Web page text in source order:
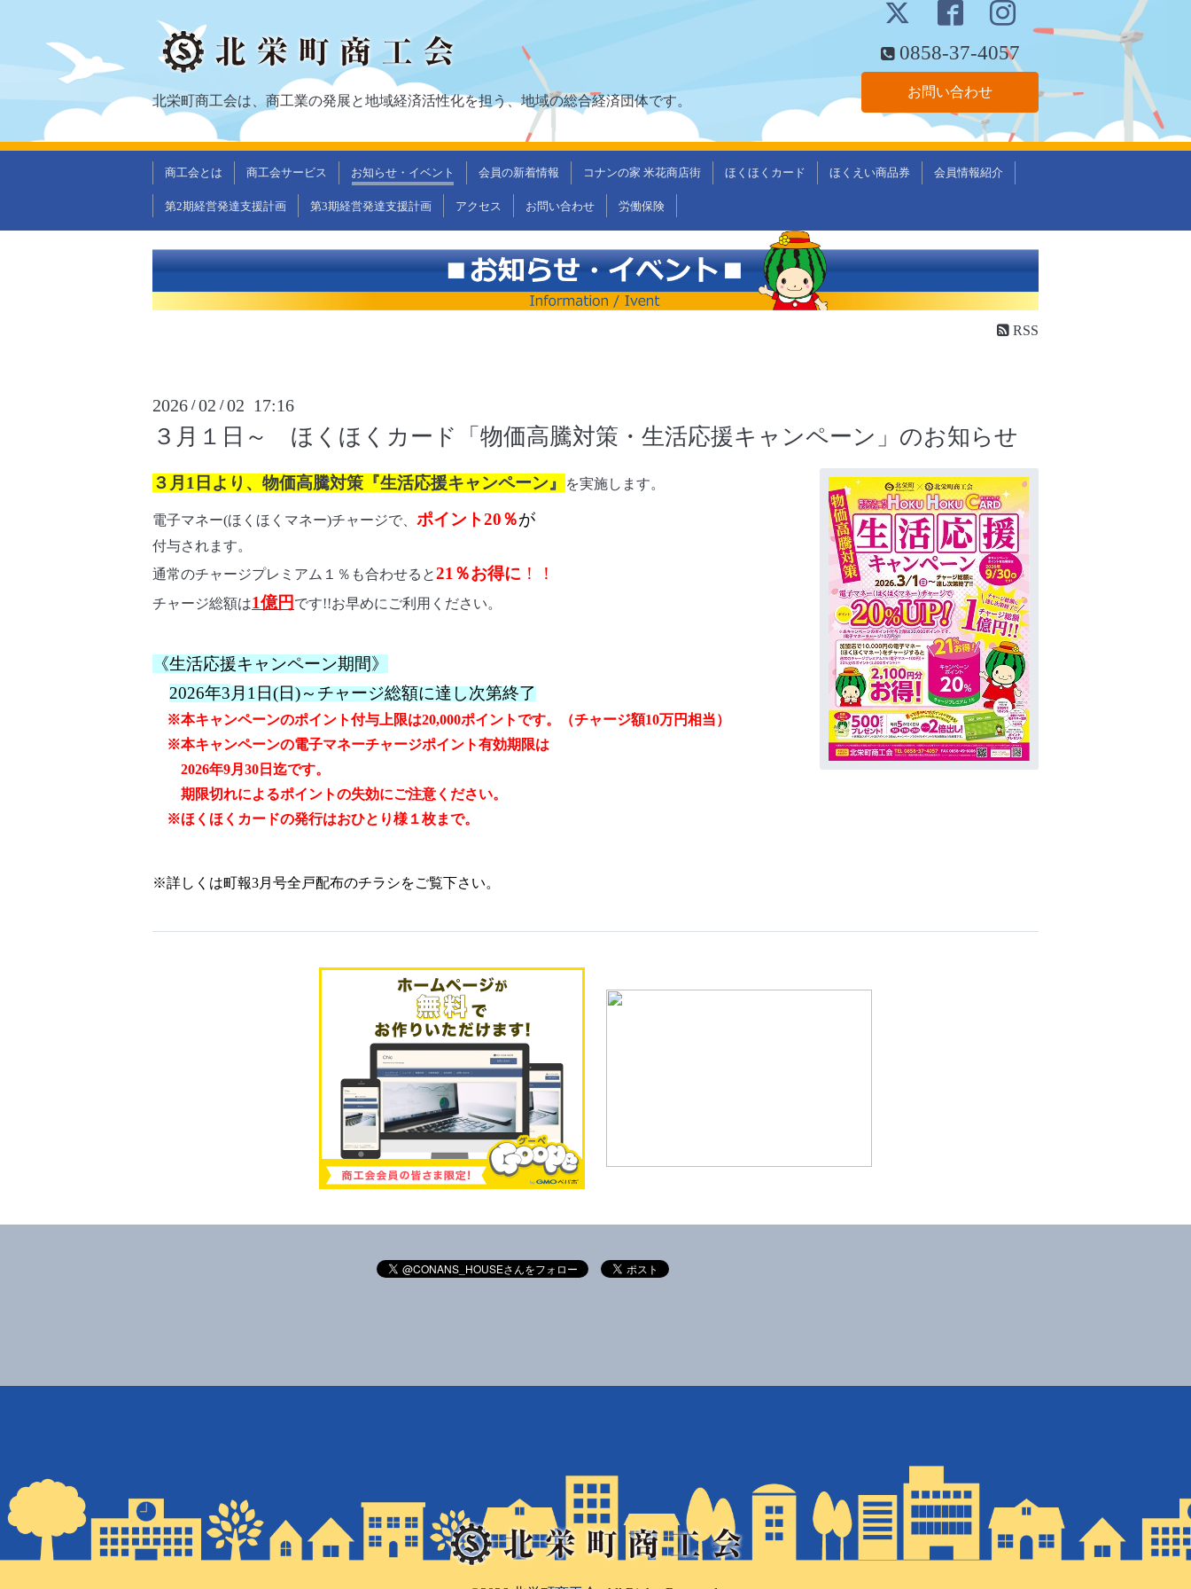
北栄町商工会は、商工業の発展と地域経済活性化を担う、地域の総合経済団体です。
0858-37-4057
お問い合わせ
商工会とは 商工会サービス お知らせ・イベント 会員の新着情報 コナンの家 米花商店街 ほくほくカード ほくえい商品券 会員情報紹介
第2期経営発達支援計画 第3期経営発達支援計画 アクセス お問い合わせ 労働保険
RSS
2026 /02 /02 17:16
３月１日～ ほくほくカード「物価高騰対策・生活応援キャンペーン」のお知らせ
３月1 日より、物価高騰対策 『生活応援キャンペーン』 を実施します。
電子マネー(ほくほくマネー)チャージで、 ポイント20％が
付与されます。
通常のチャージプレミアム１％も合わせると21％お得に ！！
チャージ総額は1億円 です!!お早めにご利用ください。
《生活応援キャンペーン期間》
2026年3月1日(日)～チャージ総額に達し次第終了
※本キャンペーンのポイント付与上限は20,000ポイントです。（チャージ額10万円相当）
※本キャンペーンの電子マネーチャージポイント有効期限は
2026年9月30日迄です。
期限切れによるポイントの失効にご注意ください。
※ほくほくカードの発行はおひとり様１枚まで。
※詳しくは町報3月号全戸配布のチラシをご覧下さい。